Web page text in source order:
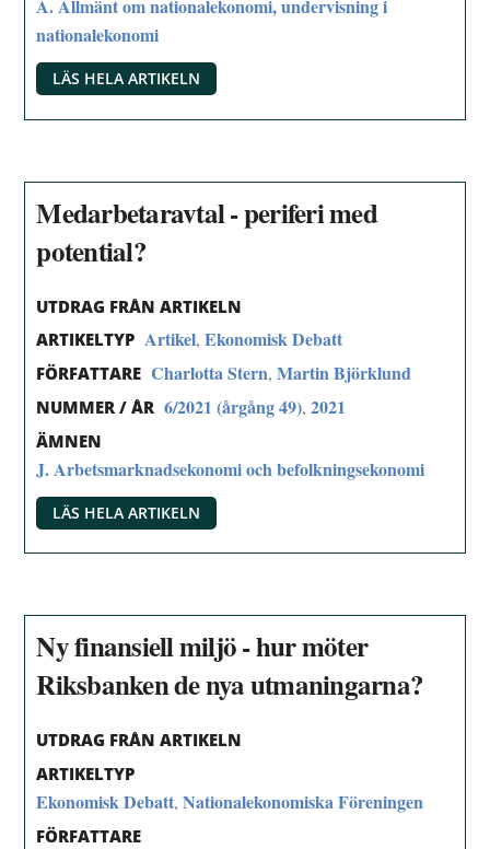
A. Allmänt om nationalekonomi, undervisning i
nationalekonomi
LÄS HELA ARTIKELN
Medarbetaravtal - periferi med
potential?
UTDRAG FRÅN ARTIKELN
ARTIKELTYP Artikel,Ekonomisk Debatt
FÖRFATTARE Charlotta Stern,Martin Björklund
NUMMER / ÅR 6/2021 (årgång 49),2021
ÄMNEN
J. Arbetsmarknadsekonomi och befolkningsekonomi
LÄS HELA ARTIKELN
Ny finansiell miljö - hur möter
Riksbanken de nya utmaningarna?
UTDRAG FRÅN ARTIKELN
ARTIKELTYP
Ekonomisk Debatt,Nationalekonomiska Föreningen
FÖRFATTARE